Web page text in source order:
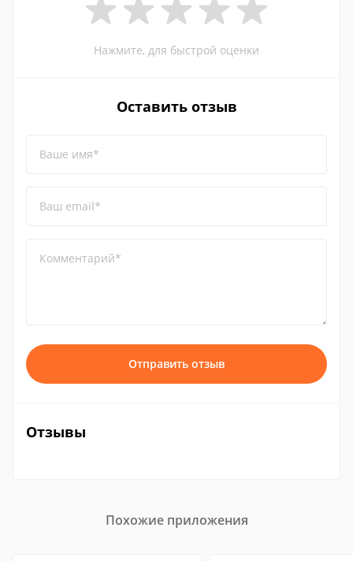
Нажмите, для быстрой оценки
Оставить отзыв
Ваше имя*
Ваш email*
Комментарий*
Отправить отзыв
Отзывы
Похожие приложения